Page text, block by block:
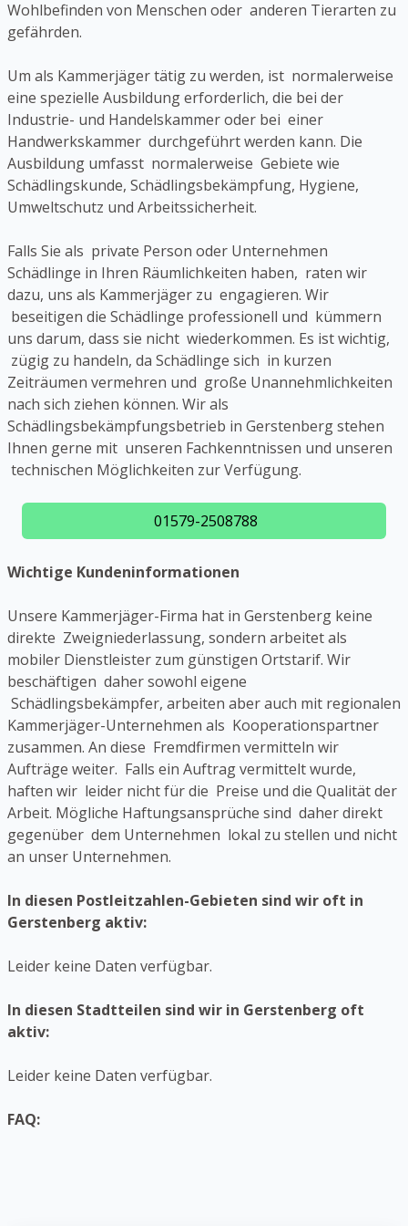
Wohlbefinden von Menschen oder anderen Tierarten zu
gefährden.
Um als Kammerjäger tätig zu werden, ist normalerweise
eine spezielle Ausbildung erforderlich, die bei der
Industrie- und Handelskammer oder bei einer
Handwerkskammer durchgeführt werden kann. Die
Ausbildung umfasst normalerweise Gebiete wie
Schädlingskunde, Schädlingsbekämpfung, Hygiene,
Umweltschutz und Arbeitssicherheit.
Falls Sie als private Person oder Unternehmen
Schädlinge in Ihren Räumlichkeiten haben, raten wir
dazu, uns als Kammerjäger zu engagieren. Wir
beseitigen die Schädlinge professionell und kümmern
uns darum, dass sie nicht wiederkommen. Es ist wichtig,
zügig zu handeln, da Schädlinge sich in kurzen
Zeiträumen vermehren und große Unannehmlichkeiten
nach sich ziehen können. Wir als
Schädlingsbekämpfungsbetrieb in Gerstenberg stehen
Ihnen gerne mit unseren Fachkenntnissen und unseren
technischen Möglichkeiten zur Verfügung.
01579-2508788
Wichtige Kundeninformationen
Unsere Kammerjäger-Firma hat in Gerstenberg keine
direkte Zweigniederlassung, sondern arbeitet als
mobiler Dienstleister zum günstigen Ortstarif. Wir
beschäftigen daher sowohl eigene
Schädlingsbekämpfer, arbeiten aber auch mit regionalen
Kammerjäger-Unternehmen als Kooperationspartner
zusammen. An diese Fremdfirmen vermitteln wir
Aufträge weiter. Falls ein Auftrag vermittelt wurde,
haften wir leider nicht für die Preise und die Qualität der
Arbeit. Mögliche Haftungsansprüche sind daher direkt
gegenüber dem Unternehmen lokal zu stellen und nicht
an unser Unternehmen.
In diesen Postleitzahlen-Gebieten sind wir oft in
Gerstenberg aktiv:
Leider keine Daten verfügbar.
In diesen Stadtteilen sind wir in Gerstenberg oft
aktiv:
Leider keine Daten verfügbar.
FAQ: